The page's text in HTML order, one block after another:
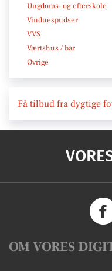
Ungdoms- og efterskole
Vinduespudser
VVS
Værtshus / bar
Øvrige
Få tilbud fra dygtige
OM VORES